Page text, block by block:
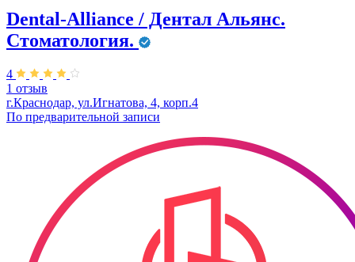
Dental-Alliance / Дентал Альянс.
Стоматология.
4
1 отзыв
г.Краснодар, ул.Игнатова, 4, корп.4
По предварительной записи